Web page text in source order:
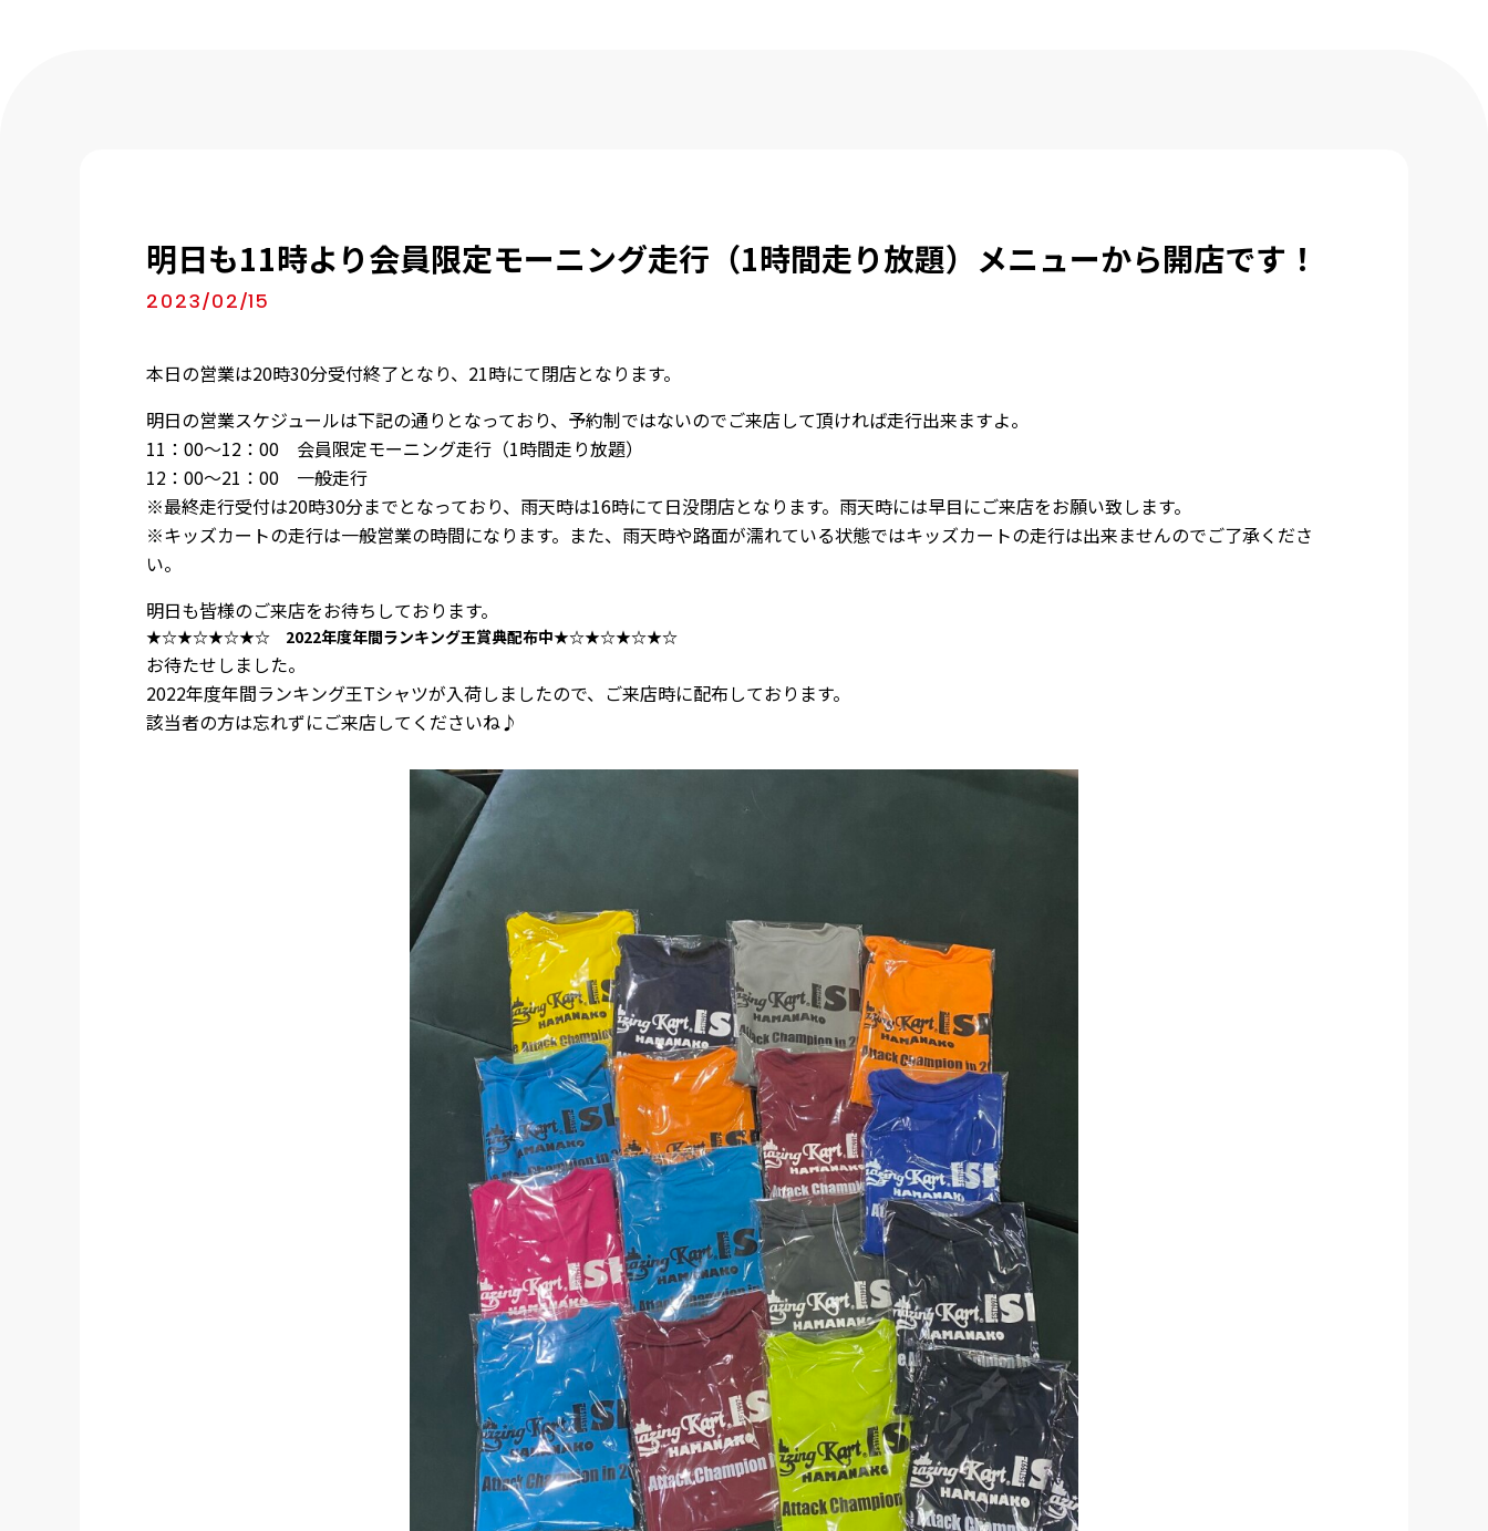
明日も11時より会員限定モーニング走行（1時間走り放題）メニューから開店です！
2023/02/15
本日の営業は20時30分受付終了となり、21時にて閉店となります。
明日の営業スケジュールは下記の通りとなっており、予約制ではないのでご来店して頂ければ走行出来ますよ。
11：00～12：00 会員限定モーニング走行（1時間走り放題）
12：00～21：00 一般走行
※最終走行受付は20時30分までとなっており、雨天時は16時にて日没閉店となります。雨天時には早目にご来店をお願い致します。
※キッズカートの走行は一般営業の時間になります。また、雨天時や路面が濡れている状態ではキッズカートの走行は出来ませんのでご了承くださ
い。
明日も皆様のご来店をお待ちしております。
★☆★☆★☆★☆ 2022年度年間ランキング王賞典配布中★☆★☆★☆★☆
お待たせしました。
2022年度年間ランキング王Tシャツが入荷しましたので、ご来店時に配布しております。
該当者の方は忘れずにご来店してくださいね♪